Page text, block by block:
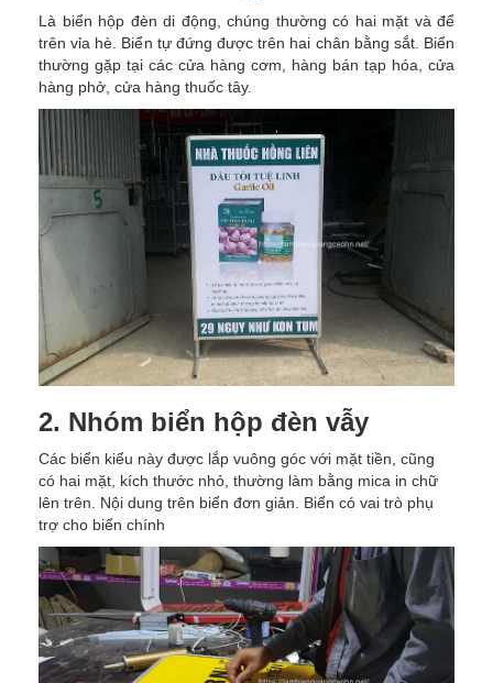
Là biển hộp đèn di động, chúng thường có hai mặt và để
trên vỉa hè. Biển tự đứng được trên hai chân bằng sắt. Biển
thường gặp tại các cửa hàng cơm, hàng bán tạp hóa, cửa
hàng phở, cửa hàng thuốc tây.
2. Nhóm biển hộp đèn vẫy
Các biển kiểu này được lắp vuông góc với mặt tiền, cũng
có hai mặt, kích thước nhỏ, thường làm bằng mica in chữ
lên trên. Nội dung trên biển đơn giản. Biển có vai trò phụ
trợ cho biển chính